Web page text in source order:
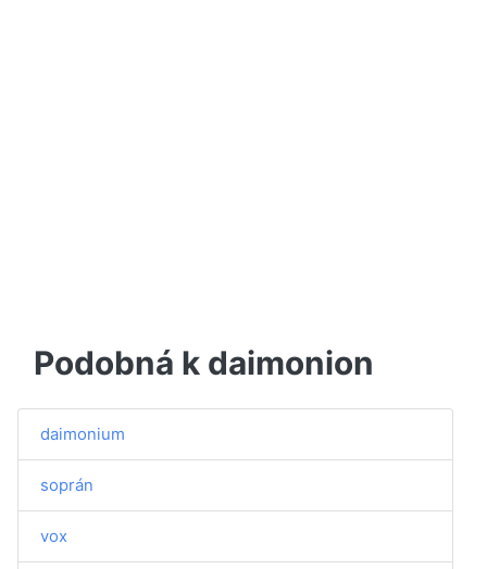
Podobná k daimonion
daimonium
soprán
vox